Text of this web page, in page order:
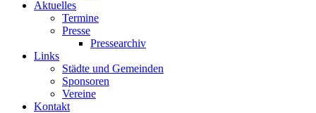
Aktuelles
Termine
Presse
Pressearchiv
Links
Städte und Gemeinden
Sponsoren
Vereine
Kontakt